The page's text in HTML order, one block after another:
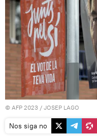
© AFP 2023 / JOSEP LAGO
Nos siga no